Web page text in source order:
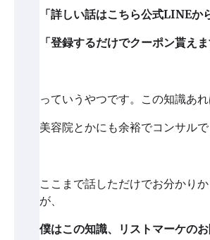
「詳しい話はこちら公式LINEか
「登録するだけでクーポン貰えま
っていうやつです。この知識あれ
美容院とかにも余裕でコンサルで
ここまで話しただけでお分かり
が、
僕はこの知識、リストマーケの